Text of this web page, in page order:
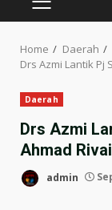
PRIMARY
MENU
Home
Daerah
Drs Azmi Lantik Pj
Daerah
Drs Azmi
Ahmad Rivai
admin